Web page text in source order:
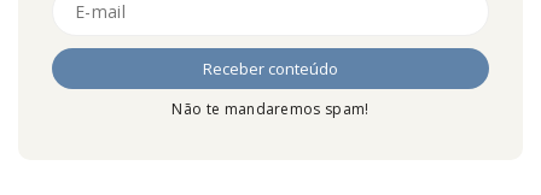
Não te mandaremos spam!